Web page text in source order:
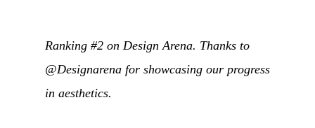
Ranking #2 on Design Arena. Thanks to
@Designarena for showcasing our progress
in aesthetics.